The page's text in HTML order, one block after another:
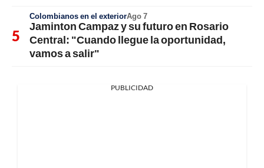
Colombianos en el exteriorAgo 7
Jaminton Campaz y su futuro en Rosario
Central: "Cuando llegue la oportunidad,
vamos a salir"
PUBLICIDAD